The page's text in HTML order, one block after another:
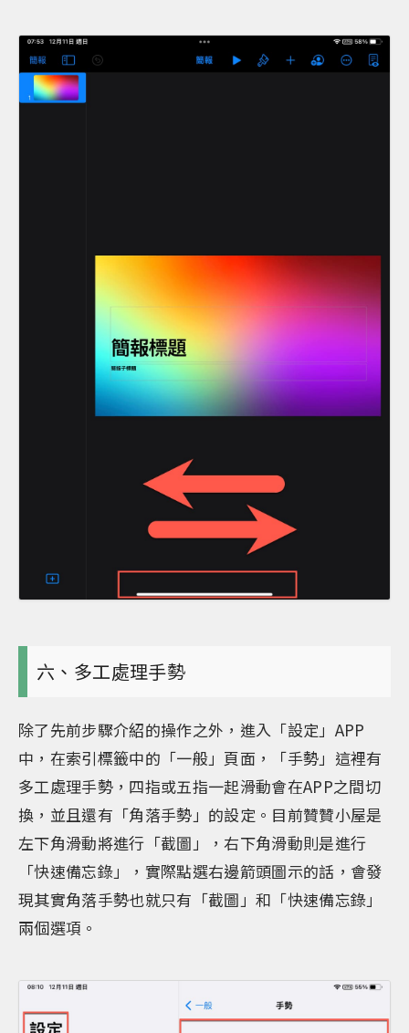
六、多工處理手勢
除了先前步驟介紹的操作之外，進入「設定」APP
中，在索引標籤中的「一般」頁面，「手勢」這裡有
多工處理手勢，四指或五指一起滑動會在APP之間切
換，並且還有「角落手勢」的設定。目前贊贊小屋是
左下角滑動將進行「截圖」，右下角滑動則是進行
「快速備忘錄」，實際點選右邊箭頭圖示的話，會發
現其實角落手勢也就只有「截圖」和「快速備忘錄」
兩個選項。